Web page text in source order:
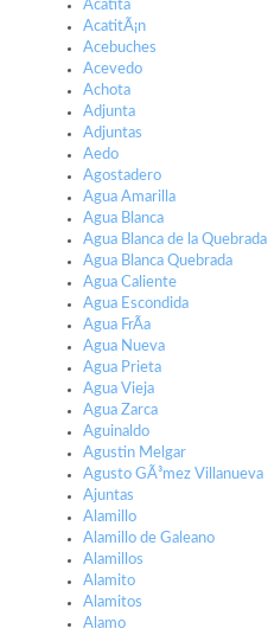
Acatita
AcatitÃ¡n
Acebuches
Acevedo
Achota
Adjunta
Adjuntas
Aedo
Agostadero
Agua Amarilla
Agua Blanca
Agua Blanca de la Quebrada
Agua Blanca Quebrada
Agua Caliente
Agua Escondida
Agua FrÃ­a
Agua Nueva
Agua Prieta
Agua Vieja
Agua Zarca
Aguinaldo
Agustin Melgar
Agusto GÃ³mez Villanueva
Ajuntas
Alamillo
Alamillo de Galeano
Alamillos
Alamito
Alamitos
Alamo